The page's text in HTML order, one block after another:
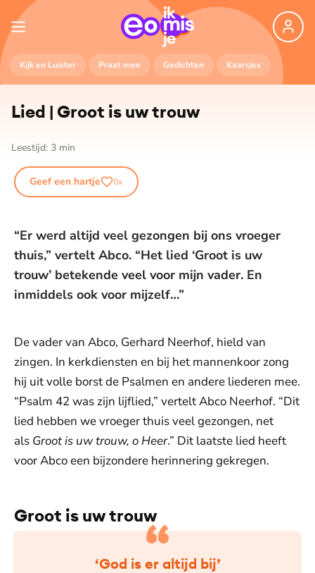
Kijk en Luister Praat mee Gedichten Kaarsjes
Lied | Groot is uw trouw
Leestijd: 3 min
Geef een hartje 0x
“Er werd altijd veel gezongen bij ons vroeger
thuis,” vertelt Abco. “Het lied ‘Groot is uw
trouw’ betekende veel voor mijn vader. En
inmiddels ook voor mijzelf…”
De vader van Abco, Gerhard Neerhof, hield van
zingen. In kerkdiensten en bij het mannenkoor zong
hij uit volle borst de Psalmen en andere liederen mee.
“Psalm 42 was zijn lijflied,” vertelt Abco Neerhof. “Dit
lied hebben we vroeger thuis veel gezongen, net
als Groot is uw trouw, o Heer.” Dit laatste lied heeft
voor Abco een bijzondere herinnering gekregen.
Groot is uw trouw
‘God is er altijd bij’